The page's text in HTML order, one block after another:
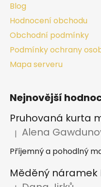
Blog
Hodnocení obchodu
Obchodní podmínky
Podmínky ochrany
Mapa serveru
Nejnovější
Pruhovaná kurta
Hodnocení produktu je
| Alena
Příjemný a pohodlný